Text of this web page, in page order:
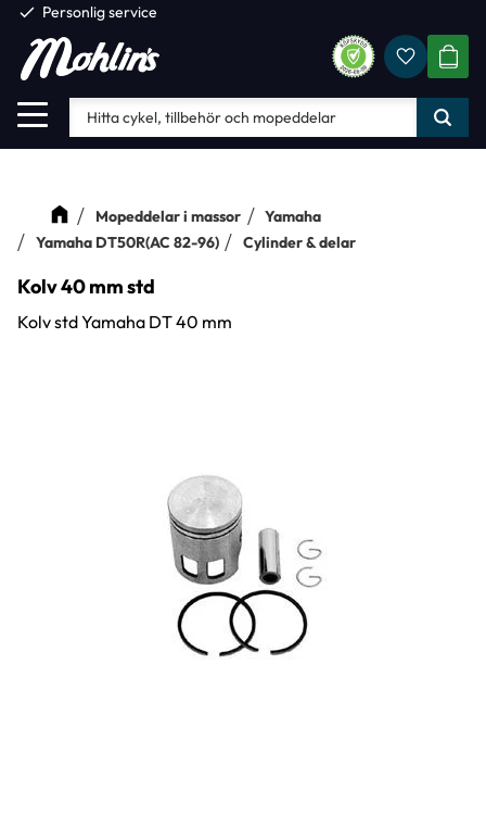
Meny
check Personlig service
Mopeddelar i massor
Yamaha
Yamaha DT50R(AC 82-96)
Cylinder & delar
Kolv 40 mm std
Kolv std Yamaha DT 40 mm